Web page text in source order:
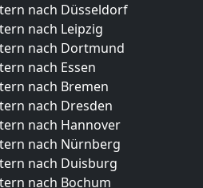
nach Düsseldorf
nach Leipzig
nach Dortmund
nach Essen
nach Bremen
nach Dresden
nach Hannover
nach Nürnberg
nach Duisburg
nach Bochum